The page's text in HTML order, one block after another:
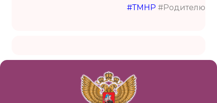
#ТМНР #Родителю